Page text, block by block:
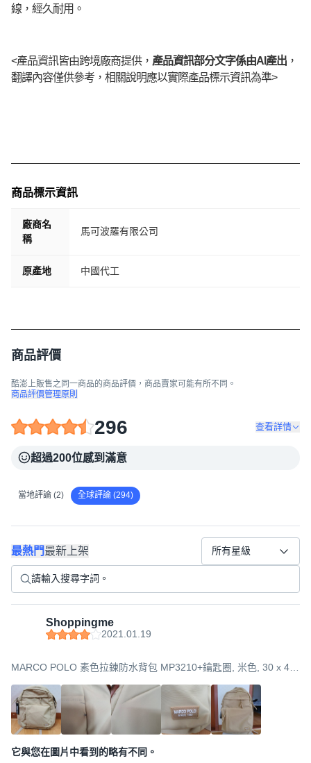
線，經久耐用。
<產品資訊皆由跨境廠商提供， 產品資訊部分文字係由AI產出 ，
翻譯內容僅供參考，相關說明應以實際產品標示資訊為準>
商品標示資訊
廠商名
稱
馬可波羅有限公司
原產地 中國代工
商品評價
酷澎上販售之同一商品的商品評價，商品賣家可能有所不同。
商品評價管理原則
296 查看詳情
超過200位感到滿意
當地評論 (2) 全球評論 (294)
最熱門最新上架 所有星級
Shoppingme
2021.01.19
MARCO POLO 素色拉鍊防水背包 MP3210+鑰匙圈, 米色, 30 x 44
它與您在圖片中看到的略有不同。